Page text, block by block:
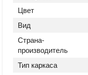
Цвет
Вид
Страна-
производитель
Тип каркаса